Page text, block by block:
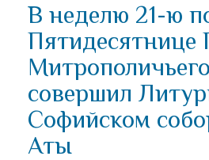
В неделю 21-ю
Пятидесятнице
совершил
Софийском
Аты